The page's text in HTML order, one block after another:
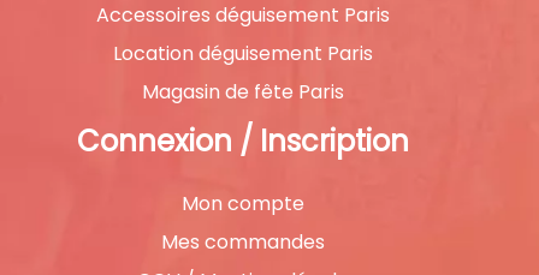
Accessoires déguisement Paris
Location déguisement Paris
Magasin de fête Paris
Connexion / Inscription
Mon compte
Mes commandes